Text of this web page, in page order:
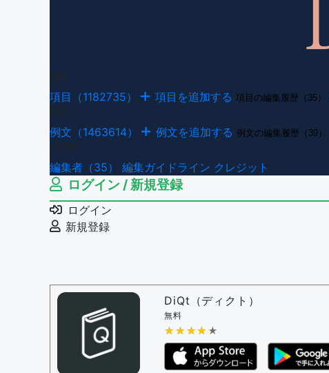
項目（1182735） 項目を追加する 項目の編集履歴（35）
例文（1463614） 例文を追加する 例文の編集履歴（39）
編集者（35） 編集ガイドライン クレジット
ログイン / 新規登録
ログイン
新規登録
DiQt（ディクト）
無料
★★★★★
★★★★★